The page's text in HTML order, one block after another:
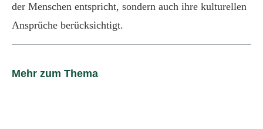
der Menschen entspricht, sondern auch ihre kulturellen
Ansprüche berücksichtigt.
Mehr zum Thema